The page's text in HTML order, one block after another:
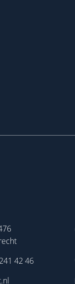
42 46